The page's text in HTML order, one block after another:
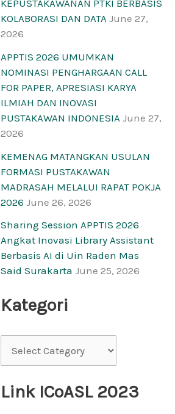
KEPUSTAKAWANAN PTKI BERBASIS
KOLABORASI DAN DATA June 27,
2026
APPTIS 2026 UMUMKAN
NOMINASI PENGHARGAAN CALL
FOR PAPER, APRESIASI KARYA
ILMIAH DAN INOVASI
PUSTAKAWAN INDONESIA June 27,
2026
KEMENAG MATANGKAN USULAN
FORMASI PUSTAKAWAN
MADRASAH MELALUI RAPAT POKJA
2026 June 26, 2026
Sharing Session APPTIS 2026
Angkat Inovasi Library Assistant
Berbasis AI di Uin Raden Mas
Said Surakarta June 25, 2026
Kategori
Link ICoASL 2023